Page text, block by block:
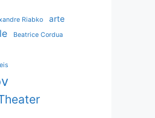
Riabko arte
Beatrice Cordua